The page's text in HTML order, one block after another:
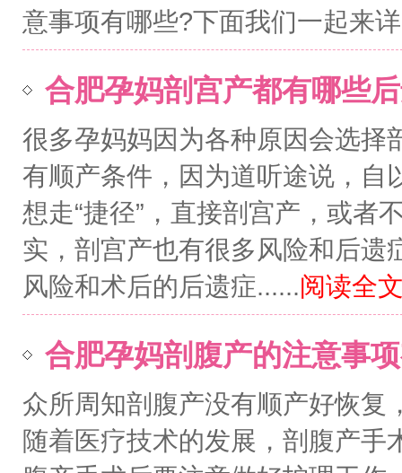
意事项有哪些?下面我们一起来
合肥孕妈剖宫产都有哪些
很多孕妈妈因为各种原因会选择
有顺产条件，因为道听途说，自
想走“捷径”，直接剖宫产，或者
实，剖宫产也有很多风险和后遗
风险和术后的后遗症......阅读全
合肥孕妈剖腹产的注意事
众所周知剖腹产没有顺产好恢复
随着医疗技术的发展，剖腹产